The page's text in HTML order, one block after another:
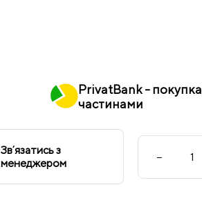
PrivatBank - покупка
частинами
Звʼязатись з
менеджером
−